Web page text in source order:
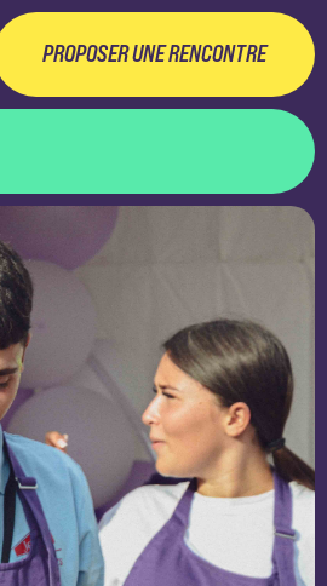
PROPOSER UNE RENCONTRE